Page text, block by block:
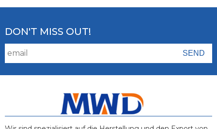
DON'T MISS OUT!